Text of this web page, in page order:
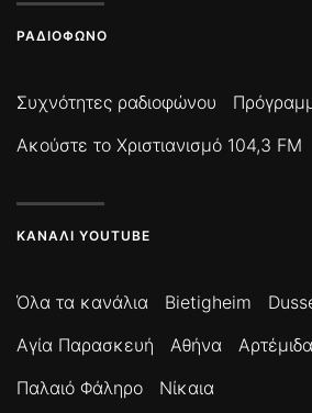
ΡΑΔΙΌΦΩΝΟ
Συχνότητες ραδιοφώνου
Ακούστε το Χριστιανισμό 104,3 FM
ΚΑΝΆΛΙ YOUTUBE
Όλα τα κανάλια Bietigheim
Αγία Παρασκευή
Αθήνα Αρτέμιδα
Παλαιό Φάληρο
Νίκαια